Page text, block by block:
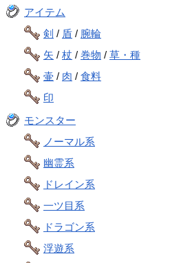
アイテム
剣 / 盾 / 腕輪
矢 /杖 /巻物 /草・種
壷 / 肉 /食料
印
モンスター
ノーマル系
幽霊系
ドレイン系
一ツ目系
ドラゴン系
浮遊系